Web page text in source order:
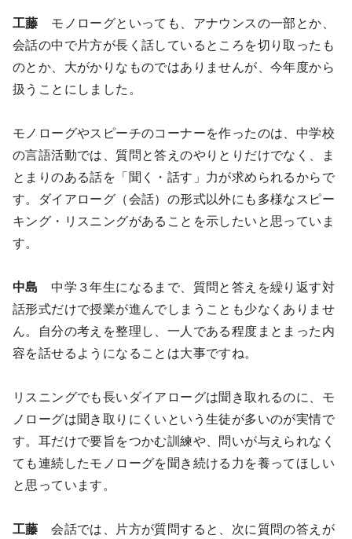
工藤 モノローグといっても、アナウンスの一部とか、
会話の中で片方が長く話しているところを切り取ったも
のとか、大がかりなものではありませんが、今年度から
扱うことにしました。
モノローグやスピーチのコーナーを作ったのは、中学校
の言語活動では、質問と答えのやりとりだけでなく、ま
とまりのある話を「聞く・話す」力が求められるからで
す。ダイアローグ（会話）の形式以外にも多様なスピー
キング・リスニングがあることを示したいと思っていま
す。
中島
中学３年生になるまで、質問と答えを繰り返す対
話形式だけで授業が進んでしまうことも少なくありませ
ん。自分の考えを整理し、一人である程度まとまった内
容を話せるようになることは大事ですね。
リスニングでも長いダイアローグは聞き取れるのに、モ
ノローグは聞き取りにくいという生徒が多いのが実情で
す。耳だけで要旨をつかむ訓練や、問いが与えられなく
ても連続したモノローグを聞き続ける力を養ってほしい
と思っています。
工藤 会話では、片方が質問すると、次に質問の答えが